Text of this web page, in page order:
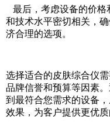
最后，考虑设备的价
和技术水平密切相关，
济合理的选项。
选择适合的皮肤综合仪
品牌信誉和预算等因素
到最符合您需求的设备
效果，为客户提供更优质